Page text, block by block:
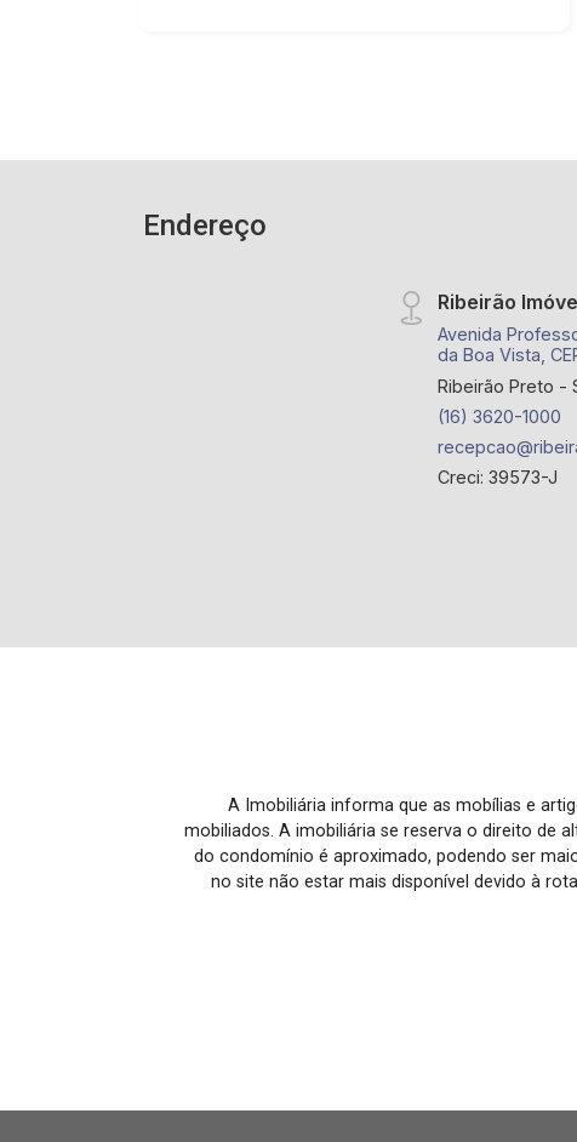
Endereço
Ribeirão
Avenida
da Boa Vista,
Ribeirão Preto -
(16) 3620-1000
Creci: 39573-J
A Imobiliária informa que as mobílias e
mobiliados. A imobiliária se reserva o direito de
do condomínio é aproximado, podendo ser
no site não estar mais disponível devido à